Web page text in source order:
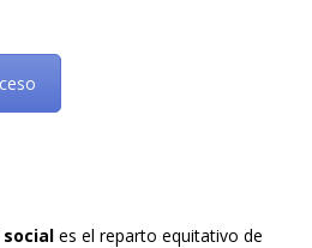
es el reparto equitativo de